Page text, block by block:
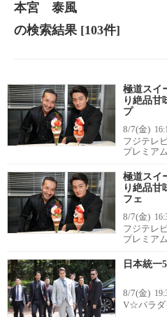
本宮 泰風
の検索結果[103件]
極道スイ
り絶品
プ
8/7(金)
フジテレ
プレミアム
極道スイ
り絶品
フェ
8/7(金)
フジテレ
プレミアム
日本統一
8/7(金)
V☆パラダ